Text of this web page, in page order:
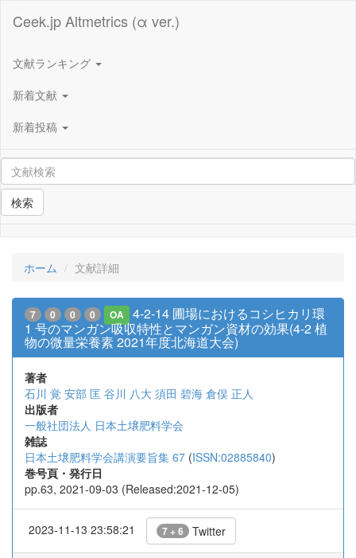
Ceek.jp Altmetrics (α ver.)
文献ランキング
新着文献
新着投稿
検索
ホーム 文献詳細
7 0 0 0 OA
4-2-14 圃場におけるコシヒカリ環
1 号のマンガン吸収特性とマンガン資材の効果(4-2 植
物の微量栄養素 2021年度北海道大会)
著者
石川 覚 安部 匡 谷川 八大 須田 碧海 倉俣 正人
出版者
一般社団法人 日本土壌肥料学会
雑誌
日本土壌肥料学会講演要旨集 67 (ISSN:02885840)
巻号頁・発行日
pp.63, 2021-09-03 (Released:2021-12-05)
2023-11-13 23:58:21 7 + 6 Twitter